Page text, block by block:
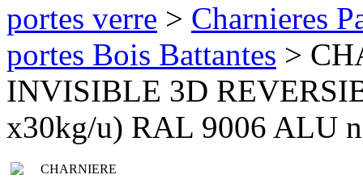
portes verre > Charnieres
portes Bois Battantes >
INVISIBLE 3D
x30kg/u) RAL 9006 ALU